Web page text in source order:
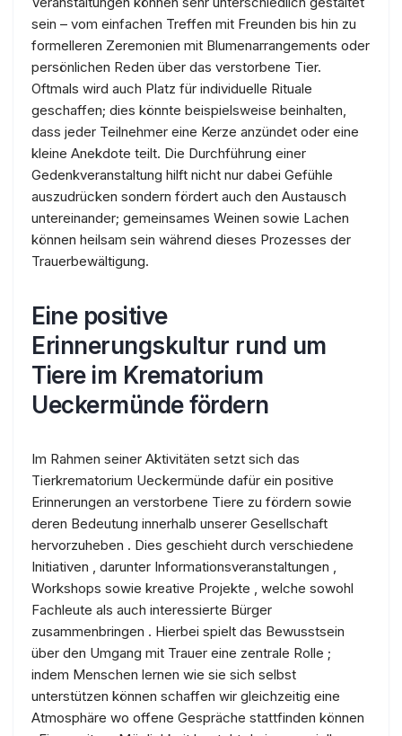
sein – vom einfachen Treffen mit Freunden bis hin zu
formelleren Zeremonien mit Blumenarrangements oder
persönlichen Reden über das verstorbene Tier.
Oftmals wird auch Platz für individuelle Rituale
geschaffen; dies könnte beispielsweise beinhalten,
dass jeder Teilnehmer eine Kerze anzündet oder eine
kleine Anekdote teilt. Die Durchführung einer
Gedenkveranstaltung hilft nicht nur dabei Gefühle
auszudrücken sondern fördert auch den Austausch
untereinander; gemeinsames Weinen sowie Lachen
können heilsam sein während dieses Prozesses der
Trauerbewältigung.
Eine positive
Erinnerungskultur rund um
Tiere im Krematorium
Ueckermünde fördern
Im Rahmen seiner Aktivitäten setzt sich das
Tierkrematorium Ueckermünde dafür ein positive
Erinnerungen an verstorbene Tiere zu fördern sowie
deren Bedeutung innerhalb unserer Gesellschaft
hervorzuheben . Dies geschieht durch verschiedene
Initiativen , darunter Informationsveranstaltungen ,
Workshops sowie kreative Projekte , welche sowohl
Fachleute als auch interessierte Bürger
zusammenbringen . Hierbei spielt das Bewusstsein
über den Umgang mit Trauer eine zentrale Rolle ;
indem Menschen lernen wie sie sich selbst
unterstützen können schaffen wir gleichzeitig eine
Atmosphäre wo offene Gespräche stattfinden können